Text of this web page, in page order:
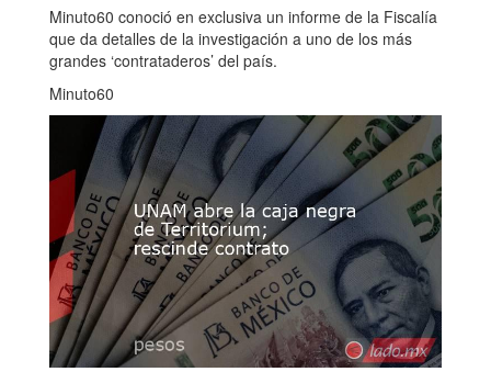
Minuto60 conoció en exclusiva un informe de la Fiscalía
que da detalles de la investigación a uno de los más
grandes ‘contrataderos’ del país.
Minuto60